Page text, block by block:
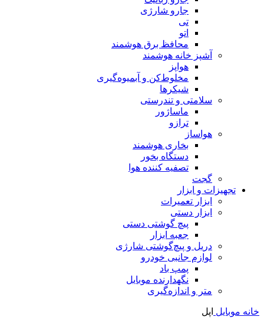
جارو شارژی
تی
اتو
محافظ برق هوشمند
آشپز خانه هوشمند
هواپز
مخلوط‌کن و آبمیوه‌گیری
شیکرها
سلامتی و تندرستی
ماساژور
ترازو
هواساز
بخاری هوشمند
دستگاه بخور
تصفیه کننده هوا
گجت
تجهیزات و ابزار
ابزار تعمیرات
ابزار دستی
پیچ گوشتی دستی
جعبه ابزار
دریل و پیچ‌گوشتی شارژی
لوازم جانبی خودرو
پمپ باد
نگهدارنده موبایل
متر و اندازه‌گیری
خانه موبایل اپل